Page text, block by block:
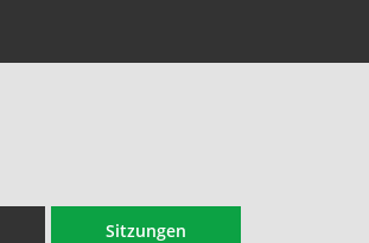
Sitzungen